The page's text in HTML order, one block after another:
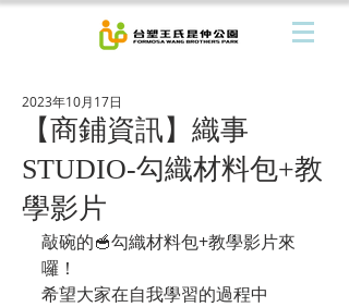
【商鋪資訊】織事
STUDIO-勾織材料包+教
學影片
2023年10月17日
敲碗的🥣勾織材料包+教學影片來
囉！
希望大家在自我學習的過程中